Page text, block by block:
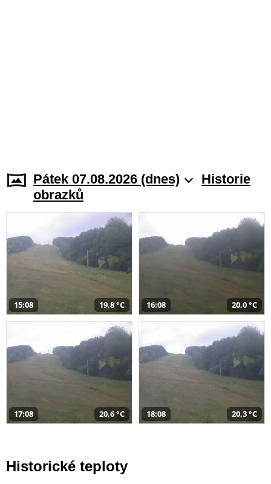
Pátek 07.08.2026 (dnes)
Historie
obrazků
15:08 19,8 °C 16:08 20,0 °C
17:08 20,6 °C 18:08 20,3 °C
Historické teploty